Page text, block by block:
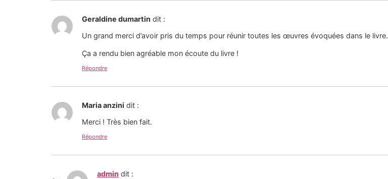
Geraldine dumartin dit :
Un grand merci d’avoir pris du temps pour réunir toutes les œuvres évoquées dans le livre.
Ça a rendu bien agréable mon écoute du livre !
Répondre
Maria anzini dit :
Merci ! Très bien fait.
Répondre
admin dit :